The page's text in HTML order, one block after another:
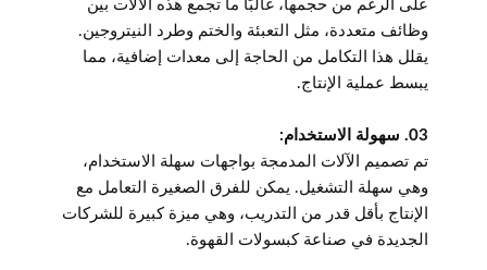
على الرغم من حجمها، غالبًا ما تجمع هذه الآلات بين
وظائف متعددة، مثل التعبئة والختم وطرد النيتروجين.
يقلل هذا التكامل من الحاجة إلى معدات إضافية، مما
يبسط عملية الإنتاج.
03. سهولة الاستخدام:
تم تصميم الآلات المدمجة بواجهات سهلة الاستخدام،
وهي سهلة التشغيل. يمكن للفرق الصغيرة التعامل مع
الإنتاج بأقل قدر من التدريب، وهي ميزة كبيرة للشركات
الجديدة في صناعة كبسولات القهوة.